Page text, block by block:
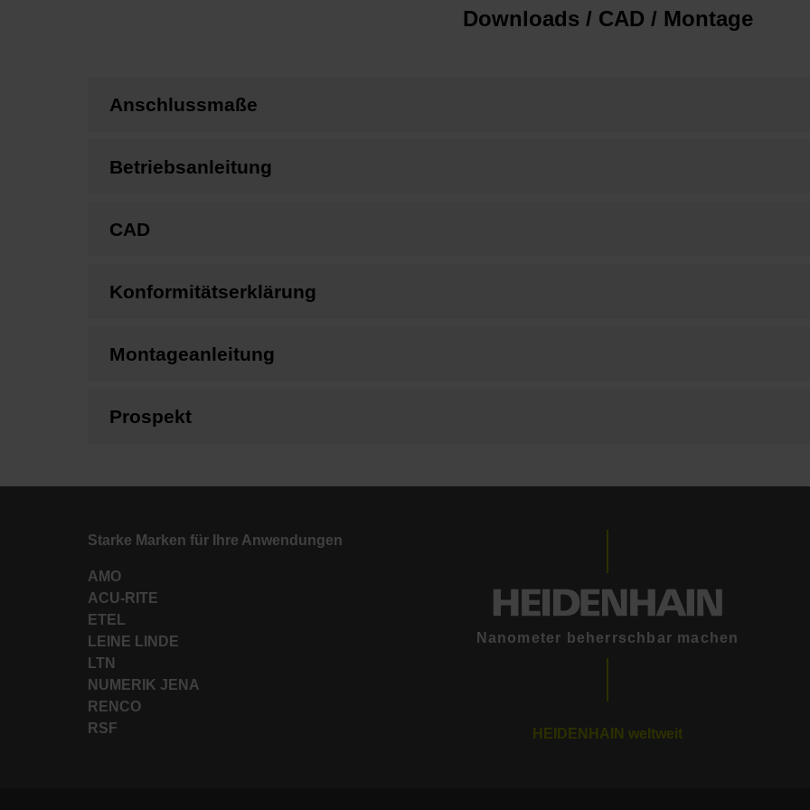
Downloads / CAD / Montage
Anschlussmaße
Betriebsanleitung
CAD
Konformitätserklärung
Montageanleitung
Prospekt
Starke Marken für Ihre Anwendungen
AMO
ACU-RITE
ETEL
LEINE LINDE
LTN
NUMERIK JENA
RENCO
RSF
Nanometer beherrschbar machen
HEIDENHAIN weltweit